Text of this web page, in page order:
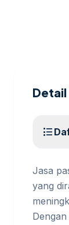
Detail
format_list_bulleted
Jasa
yang